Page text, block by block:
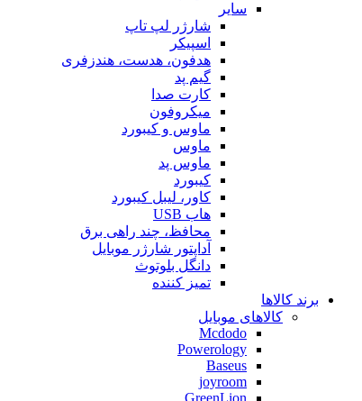
سایر
شارژر لپ تاپ
اسپیکر
هدفون، هدست، هندزفری
گیم پد
کارت صدا
میکروفون
ماوس و کیبورد
ماوس
ماوس پد
کیبورد
کاور، لیبل کیبورد
هاب USB
محافظ، چند راهی برق
آداپتور شارژر موبایل
دانگل بلوتوث
تمیز کننده
برند کالاها
کالاهای موبایل
Mcdodo
Powerology
Baseus
joyroom
GreenLion